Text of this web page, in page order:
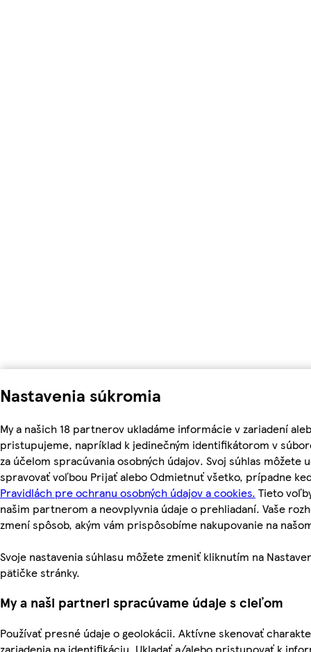
Nastavenia súkromia
My a našich 18 partnerov ukladáme informácie v zariadení
pristupujeme, napríklad k jedinečným identifikátorom v
za účelom spracúvania osobných údajov. Svoj súhlas môžete
spravovať voľbou Prijať alebo Odmietnuť všetko, prípadne
Pravidlách pre ochranu osobných údajov a cookies. Tieto
našim partnerom a neovplyvnia údaje o prehliadaní. Vaše
zmení spôsob, akým vám prispôsobíme nakupovanie na
Svoje nastavenia súhlasu môžete zmeniť kliknutím na
pätičke stránky.
My a naši partneri spracúvame údaje s cieľom
Používať presné údaje o geolokácii. Aktívne skenovať